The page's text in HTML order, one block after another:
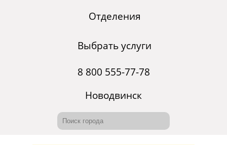
Отделения
Выбрать услуги
8 800 555-77-78
Новодвинск